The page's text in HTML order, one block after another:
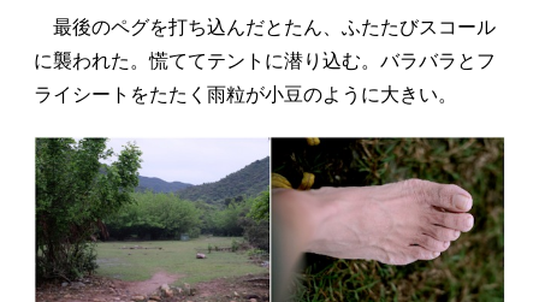
最後のペグを打ち込んだとたん、ふたたびスコール
に襲われた。慌ててテントに潜り込む。バラバラとフ
ライシートをたたく雨粒が小豆のように大きい。